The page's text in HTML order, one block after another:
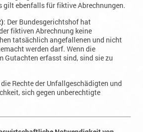
fiktiven Abrechnung keine
werden darf. Wenn die
erfasst sind, sind sie zu
Rechte der Unfallgeschädigten und
sich gegen unberechtigte
Notwendigkeit von